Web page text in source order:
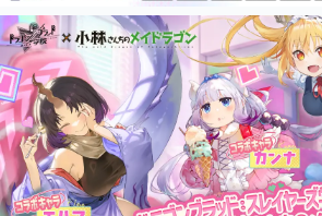
ピックアップ
電ファミのいま読まれている記事ランキング
アプリセール情報
インタビュー